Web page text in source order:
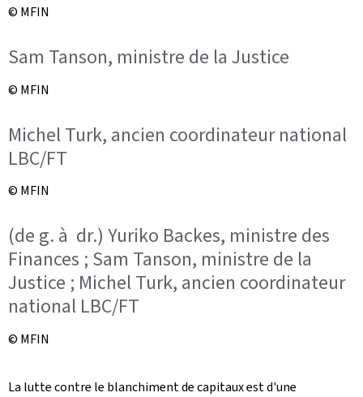
© MFIN
Sam Tanson, ministre de la Justice
© MFIN
Michel Turk, ancien coordinateur national
LBC/FT
© MFIN
(de g. à dr.) Yuriko Backes, ministre des
Finances ; Sam Tanson, ministre de la
Justice ; Michel Turk, ancien coordinateur
national LBC/FT
© MFIN
La lutte contre le blanchiment de capitaux est d'une